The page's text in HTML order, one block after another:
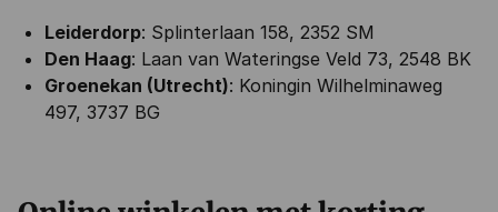
Leiderdorp: Splinterlaan 158, 2352 SM
Den Haag: Laan van Wateringse Veld 73, 2548 BK
Groenekan (Utrecht): Koningin Wilhelminaweg
497, 3737 BG